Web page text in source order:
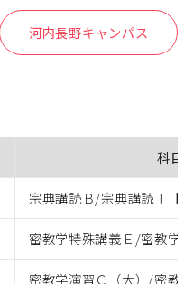
WebClass
Language
河内長野キャンパス
科目
宗典講読Ｂ/宗典講読Ｔ【
密教学特殊講義Ｅ/密教学
密教学演習Ｃ（大）/密教